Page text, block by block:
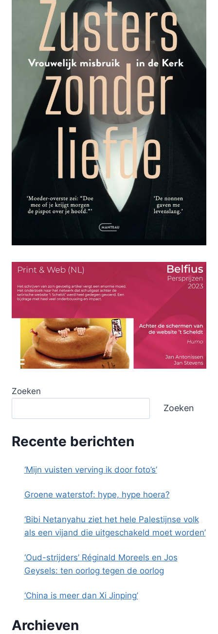
Zoeken
Zoeken
Recente berichten
‘Mijn vuisten verving ik door foto’s’
Groene waterstof: hype, hype hoera?
‘Bibi Netanyahu ziet het hele Palestijnse volk
als een vijand die uitgeschakeld moet worden’
‘Oud-strijders’ Réginald Moreels en Jos
Geysels: ten oorlog tegen de oorlog
‘China is meer dan Xi Jinping’
Archieven